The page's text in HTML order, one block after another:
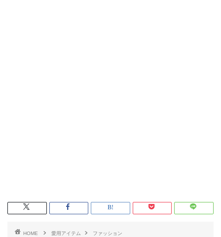
HOME 愛用アイテム ファッション